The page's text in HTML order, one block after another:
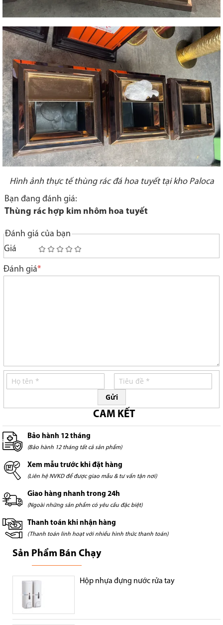
Hình ảnh thực tế thùng rác đá hoa tuyết tại kho Paloca
Bạn đang đánh giá:
Thùng rác hợp kim nhôm hoa tuyết
Đánh giá của bạn
Giá
1
star
2
stars
3
stars
4
stars
5
stars
Đánh giá
Gửi
CAM KẾT
Bảo hành 12 tháng
(Bảo hành 12 tháng tất cả sản phẩm)
Xem mẫu trước khi đặt hàng
(Liên hệ NVKD để được giao mẫu & tư vấn tận nơi)
Giao hàng nhanh trong 24h
(Ngoài những sản phẩm có yêu cầu đặc biệt)
Thanh toán khi nhận hàng
(Thanh toán linh hoạt với nhiều hình thức thanh toán)
Sản Phẩm Bán Chạy
Hộp nhựa đựng nước rửa tay